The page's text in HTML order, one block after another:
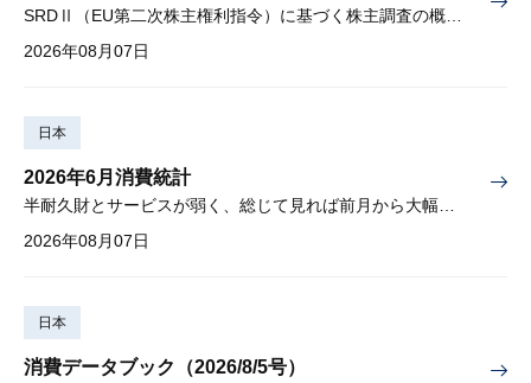
SRDⅡ（EU第二次株主権利指令）に基づく株主調査の概要と課題
2026年08月07日
日本
2026年6月消費統計
2026年08月07日
日本
消費データブック（2026/8/5号）